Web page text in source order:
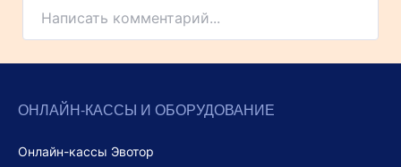
Написать комментарий...
ОНЛАЙН-КАССЫ И ОБОРУДОВАНИЕ
Онлайн-кассы Эвотор